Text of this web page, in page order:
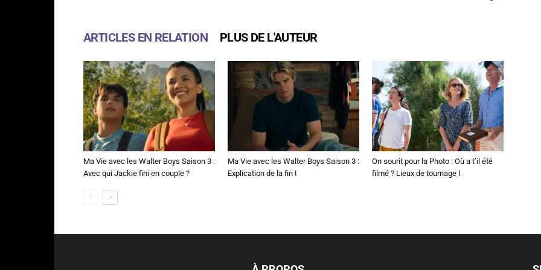
ARTICLES EN RELATION PLUS DE L'AUTEUR
Ma Vie avec les Walter Boys Saison 3 :
Avec qui Jackie fini en couple ?
Ma Vie avec les Walter Boys Saison 3 :
Explication de la fin !
On sourit pour la Photo : Où a t’il été
filmé ? Lieux de tournage !